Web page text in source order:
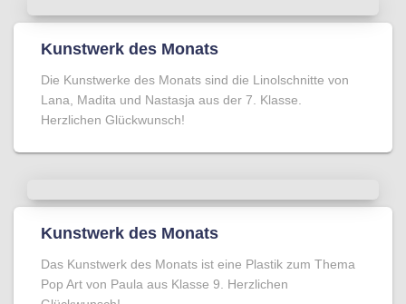
Kunstwerk des Monats
Die Kunstwerke des Monats sind die Linolschnitte von
Lana, Madita und Nastasja aus der 7. Klasse.
Herzlichen Glückwunsch!
Kunstwerk des Monats
Das Kunstwerk des Monats ist eine Plastik zum Thema
Pop Art von Paula aus Klasse 9. Herzlichen